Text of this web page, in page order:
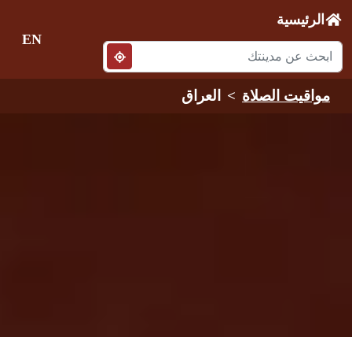
الرئيسية
EN
مواقيت الصلاة العراق